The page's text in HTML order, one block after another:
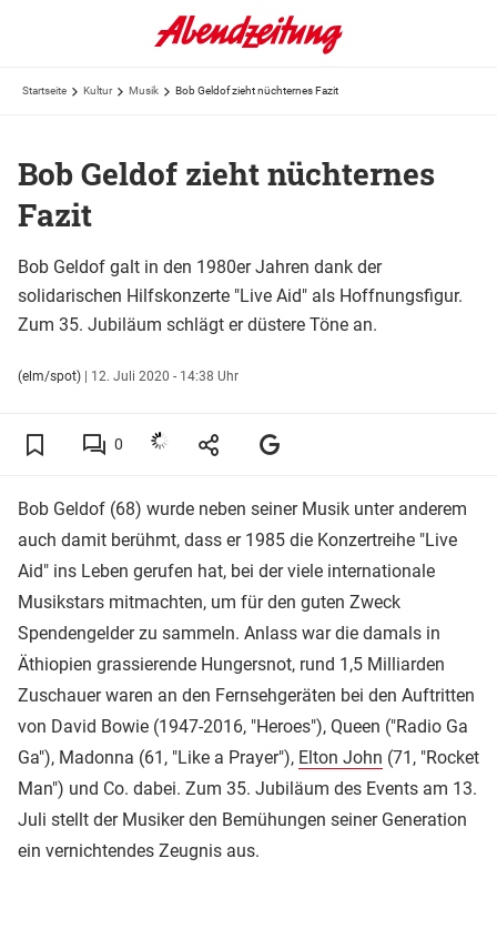
Startseite Kultur Musik Bob Geldof zieht nüchternes Fazit
Bob Geldof zieht nüchternes
Fazit
Bob Geldof galt in den 1980er Jahren dank der
solidarischen Hilfskonzerte "Live Aid" als Hoffnungsfigur.
Zum 35. Jubiläum schlägt er düstere Töne an.
(elm/spot) | 12. Juli 2020 - 14:38 Uhr
0
Bob Geldof (68) wurde neben seiner Musik unter anderem
auch damit berühmt, dass er 1985 die Konzertreihe "Live
Aid" ins Leben gerufen hat, bei der viele internationale
Musikstars mitmachten, um für den guten Zweck
Spendengelder zu sammeln. Anlass war die damals in
Äthiopien grassierende Hungersnot, rund 1,5 Milliarden
Zuschauer waren an den Fernsehgeräten bei den Auftritten
von David Bowie (1947-2016, "Heroes"), Queen ("Radio Ga
Ga"), Madonna (61, "Like a Prayer"), Elton John (71, "Rocket
Man") und Co. dabei. Zum 35. Jubiläum des Events am 13.
Juli stellt der Musiker den Bemühungen seiner Generation
ein vernichtendes Zeugnis aus.